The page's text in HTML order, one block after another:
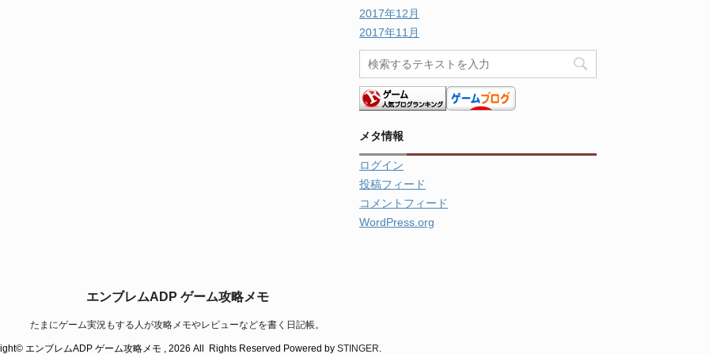
2017年12月
2017年11月
メタ情報
ログイン
投稿フィード
コメントフィード
WordPress.org
エンブレムADP ゲーム攻略メモ
たまにゲーム実況もする人が攻略メモやレビューなどを書く日記帳。
エンブレムADP ゲーム攻略メモ , 2026 All Rights Reserved Powered by STINGER.